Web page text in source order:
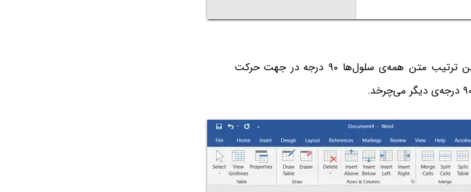
اکنون روی گزینه‌ی Text Direction کلیک کنید. به این ترتیب متن همه‌ی سلول‌ها ۹۰ درجه در جهت حرکت